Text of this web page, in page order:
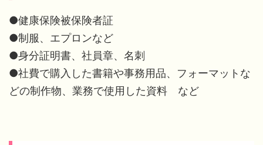
●健康保険被保険者証
●制服、エプロンなど
●身分証明書、社員章、名刺
●社費で購入した書籍や事務用品、フォーマットな
どの制作物、業務で使用した資料 など